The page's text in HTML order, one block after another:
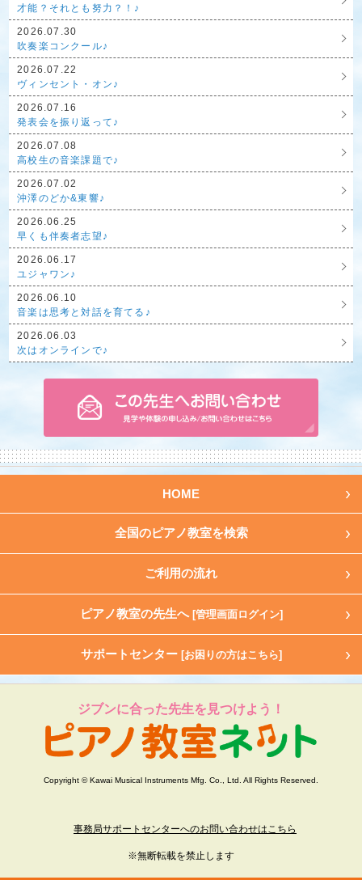
才能？それとも努力？！♪
2026.07.30
吹奏楽コンクール♪
2026.07.22
ヴィンセント・オン♪
2026.07.16
発表会を振り返って♪
2026.07.08
高校生の音楽課題で♪
2026.07.02
沖澤のどか&東響♪
2026.06.25
早くも伴奏者志望♪
2026.06.17
ユジャワン♪
2026.06.10
音楽は思考と対話を育てる♪
2026.06.03
次はオンラインで♪
HOME
全国のピアノ教室を検索
ご利用の流れ
ピアノ教室の先生へ [管理画面ログイン]
サポートセンター [お困りの方はこちら]
ジブンに合った先生を見つけよう！
Copyright © Kawai Musical Instruments Mfg. Co., Ltd. All Rights Reserved.
事務局サポートセンターへのお問い合わせはこちら
※無断転載を禁止します